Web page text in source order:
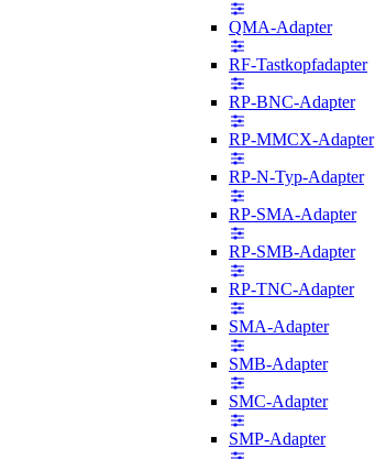
QMA-Adapter
RF-Tastkopfadapter
RP-BNC-Adapter
RP-MMCX-Adapter
RP-N-Typ-Adapter
RP-SMA-Adapter
RP-SMB-Adapter
RP-TNC-Adapter
SMA-Adapter
SMB-Adapter
SMC-Adapter
SMP-Adapter